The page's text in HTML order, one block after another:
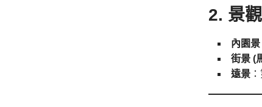
2. 景
內園景
街景 (
遠景